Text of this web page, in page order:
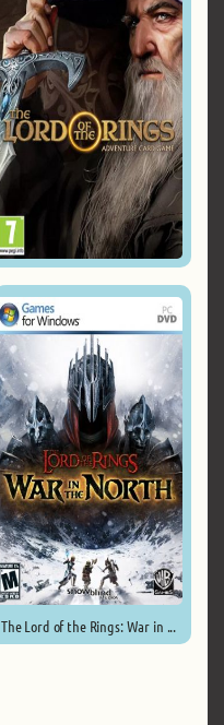
The Lord of the Rings: War in ...